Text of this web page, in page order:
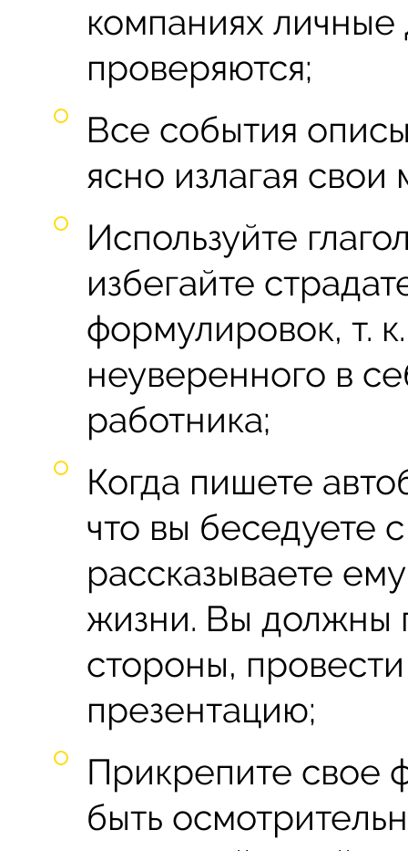
компаниях личные
проверяются;
Все события
ясно излагая свои
Используйте
избегайте
формулировок, т.
неуверенного в
работника;
Когда пишете
что вы беседуете
рассказываете
жизни. Вы должны
стороны,
презентацию;
Прикрепите свое
быть